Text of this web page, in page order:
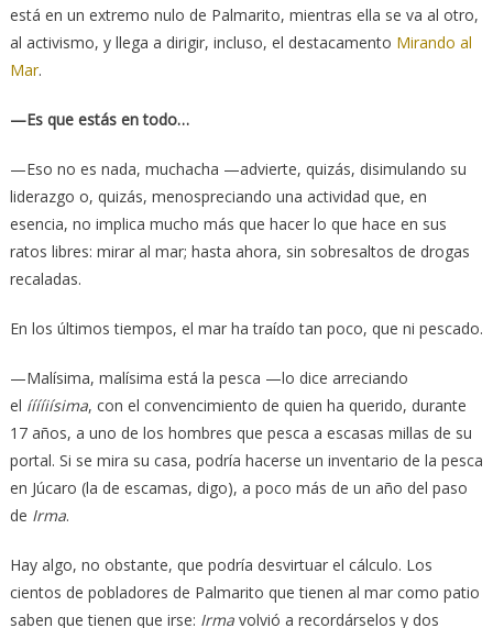
está en un extremo nulo de Palmarito, mientras ella se va al otro,
al activismo, y llega a dirigir, incluso, el destacamento Mirando al
Mar.
—Es que estás en todo…
—Eso no es nada, muchacha —advierte, quizás, disimulando su
liderazgo o, quizás, menospreciando una actividad que, en
esencia, no implica mucho más que hacer lo que hace en sus
ratos libres: mirar al mar; hasta ahora, sin sobresaltos de drogas
recaladas.
En los últimos tiempos, el mar ha traído tan poco, que ni pescado.
—Malísima, malísima está la pesca —lo dice arreciando
el ííííiísima, con el convencimiento de quien ha querido, durante
17 años, a uno de los hombres que pesca a escasas millas de su
portal. Si se mira su casa, podría hacerse un inventario de la pesca
en Júcaro (la de escamas, digo), a poco más de un año del paso
de Irma.
Hay algo, no obstante, que podría desvirtuar el cálculo. Los
cientos de pobladores de Palmarito que tienen al mar como patio
saben que tienen que irse: Irmavolvió a recordárselos y dos